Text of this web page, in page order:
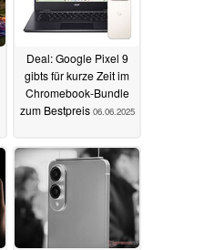
Deal: Google Pixel 9
gibts für kurze Zeit im
Chromebook-Bundle
zum Bestpreis 06.06.2025